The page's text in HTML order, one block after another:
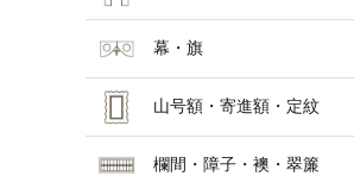
幕・旗
山号額・寄進額・定紋
欄間・障子・襖・翠簾